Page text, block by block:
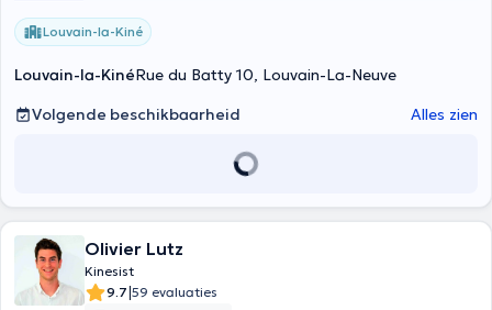
Louvain-la-Kiné
Louvain-la-KinéRue du Batty 10, Louvain-La-Neuve
Volgende beschikbaarheid
Alles zien
Olivier Lutz
Kinesist
9.7|59 evaluaties